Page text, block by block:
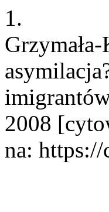
1.
2008
na: